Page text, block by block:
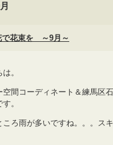
で花束を ～9月～
。
空間コーディネート＆練馬区
。
ころ雨が多いですね。。。ス